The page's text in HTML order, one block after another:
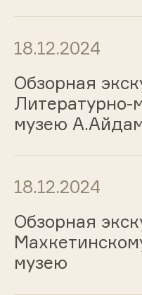
18.12.2024
Обзорная
Литературно-
музею
18.12.2024
Обзорная
музею